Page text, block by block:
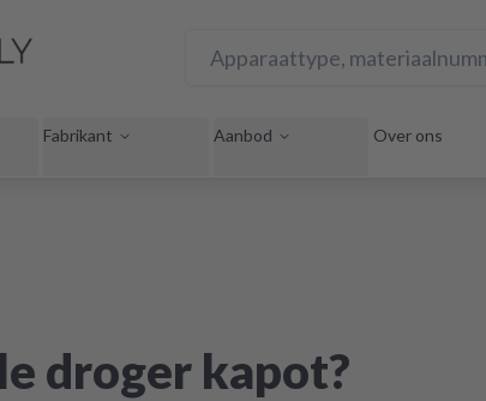
Fabrikant Aanbod Over ons
droger kapot?